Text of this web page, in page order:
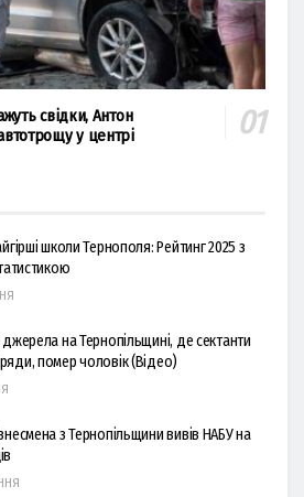
свідки, Антон
у центрі
школи Тернополя: Рейтинг 2025 з
на Тернопільщині, де сектанти
помер чоловік (Відео)
з Тернопільщини вивів НАБУ на